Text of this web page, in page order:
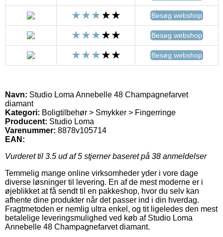
Besøg webshop
Besøg webshop
Besøg webshop
Navn: Studio Loma Annebelle 48 Champagnefarvet
diamant
Kategori: Boligtilbehør > Smykker > Fingerringe
Producent: Studio Loma
Varenummer: 8878v105714
EAN:
Vurderet til 3.5 ud af 5 stjerner baseret på 38 anmeldelser
Temmelig mange online virksomheder yder i vore dage
diverse løsninger til levering. En af de mest moderne er i
øjeblikket at få sendt til en pakkeshop, hvor du selv kan
afhente dine produkter når det passer ind i din hverdag.
Fragtmetoden er nemlig ultra enkel, og tit ligeledes den mest
betalelige leveringsmulighed ved køb af Studio Loma
Annebelle 48 Champagnefarvet diamant.